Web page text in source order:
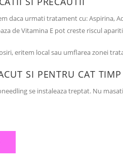
daca urmati tratament cu: Aspirina,
de Vitamina E pot creste riscul
eritem local sau umflarea zonei
SI PENTRU CAT
se instaleaza treptat. Nu